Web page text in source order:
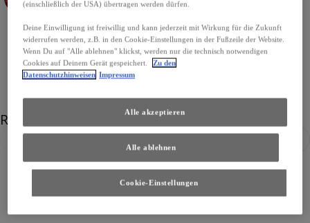
Räder
(einschließlich der USA) übertragen werden dürfen.
Deine Einwilligung ist freiwillig und kann jederzeit mit Wirkung für die Zukunft
widerrufen werden, z.B. in den Cookie-Einstellungen in der Fußzeile der Website.
Wenn Du auf "Alle ablehnen" klickst, werden nur die technisch notwendigen
Cookies auf Deinem Gerät gespeichert.
Zu den
Datenschutzhinweisen Impressum
Cookie-Einstellungen
Alle ablehnen
Alle akzeptieren